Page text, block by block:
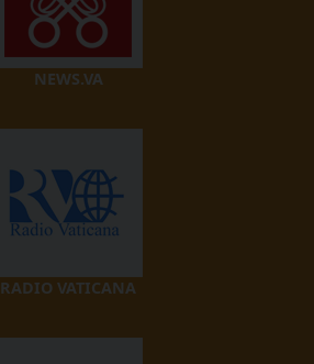
NEWS.VA
RADIO VATICANA